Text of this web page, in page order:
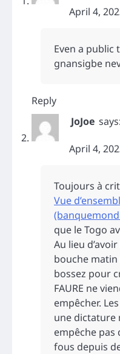
April 4,
Even a public
gnansigbe
Reply
JoJoe says:
April 4,
Toujours à
Vue
que le Togo
Au lieu
bouche matin
bossez pour
FAURE ne
empêcher.
une dictature
empêche pas
fous depuis